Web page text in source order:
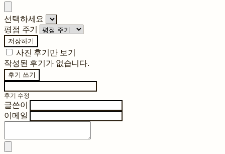
선택하세요
평점 주기
저장하기
사진 후기만 보기
작성된 후기가 없습니다.
후기 쓰기
후기 수정
글쓴이
이메일